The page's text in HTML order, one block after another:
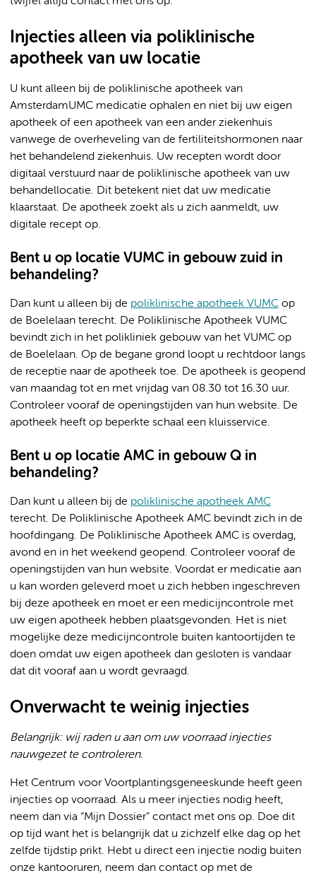
Injecties alleen via poliklinische
apotheek van uw locatie
U kunt alleen bij de poliklinische apotheek van
AmsterdamUMC medicatie ophalen en niet bij uw eigen
apotheek of een apotheek van een ander ziekenhuis
vanwege de overheveling van de fertiliteitshormonen naar
het behandelend ziekenhuis. Uw recepten wordt door
digitaal verstuurd naar de poliklinische apotheek van uw
behandellocatie. Dit betekent niet dat uw medicatie
klaarstaat. De apotheek zoekt als u zich aanmeldt, uw
digitale recept op.
Bent u op locatie VUMC in gebouw zuid in
behandeling?
Dan kunt u alleen bij de poliklinische apotheek VUMC op
de Boelelaan terecht. De Poliklinische Apotheek VUMC
bevindt zich in het polikliniek gebouw van het VUMC op
de Boelelaan. Op de begane grond loopt u rechtdoor langs
de receptie naar de apotheek toe. De apotheek is geopend
van maandag tot en met vrijdag van 08.30 tot 16.30 uur.
Controleer vooraf de openingstijden van hun website. De
apotheek heeft op beperkte schaal een kluisservice.
Bent u op locatie AMC in gebouw Q in
behandeling?
Dan kunt u alleen bij de poliklinische apotheek AMC
terecht. De Poliklinische Apotheek AMC bevindt zich in de
hoofdingang. De Poliklinische Apotheek AMC is overdag,
avond en in het weekend geopend. Controleer vooraf de
openingstijden van hun website. Voordat er medicatie aan
u kan worden geleverd moet u zich hebben ingeschreven
bij deze apotheek en moet er een medicijncontrole met
uw eigen apotheek hebben plaatsgevonden. Het is niet
mogelijke deze medicijncontrole buiten kantoortijden te
doen omdat uw eigen apotheek dan gesloten is vandaar
dat dit vooraf aan u wordt gevraagd.
Onverwacht te weinig injecties
Belangrijk: wij raden u aan om uw voorraad injecties
nauwgezet te controleren.
Het Centrum voor Voortplantingsgeneeskunde heeft geen
injecties op voorraad. Als u meer injecties nodig heeft,
neem dan via “Mijn Dossier” contact met ons op. Doe dit
op tijd want het is belangrijk dat u zichzelf elke dag op het
zelfde tijdstip prikt. Hebt u direct een injectie nodig buiten
onze kantooruren, neem dan contact op met de